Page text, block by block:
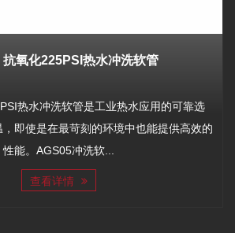
抗氧化225PSI热水冲洗软管
热水冲洗软管是工业热水应用的可靠选
即使是在最苛刻的环境中也能提供高效的
性能。AGS05冲洗软...
查看详情